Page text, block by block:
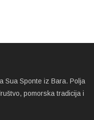
Sua Sponte iz Bara. Polja
pomorska tradicija i